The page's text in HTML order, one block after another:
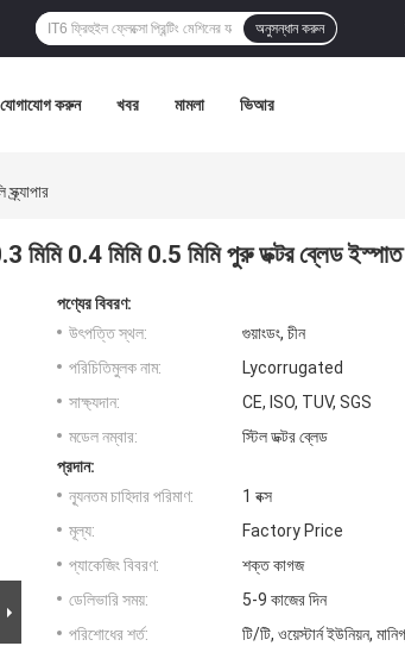
অনুসন্ধান করুন
যোগাযোগ করুন খবর মামলা ভিআর
মিমি 0.4 মিমি 0.5 মিমি পুরু ডক্টর ব্লেড ইস্পাত
পণ্যের বিবরণ:
উৎপত্তি স্থল:
গুয়াংডং, চীন
পরিচিতিমুলক নাম:
Lycorrugated
সাক্ষ্যদান:
CE, ISO, TUV, SGS
মডেল নম্বার:
স্টিল ডক্টর ব্লেড
প্রদান:
ন্যূনতম চাহিদার পরিমাণ:
1 বক্স
মূল্য:
Factory Price
প্যাকেজিং বিবরণ:
শক্ত কাগজ
ডেলিভারি সময়:
5-9 কাজের দিন
পরিশোধের শর্ত:
টি/টি, ওয়েস্টার্ন ইউনিয়ন,